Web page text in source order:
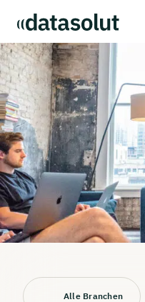
Alle Branchen